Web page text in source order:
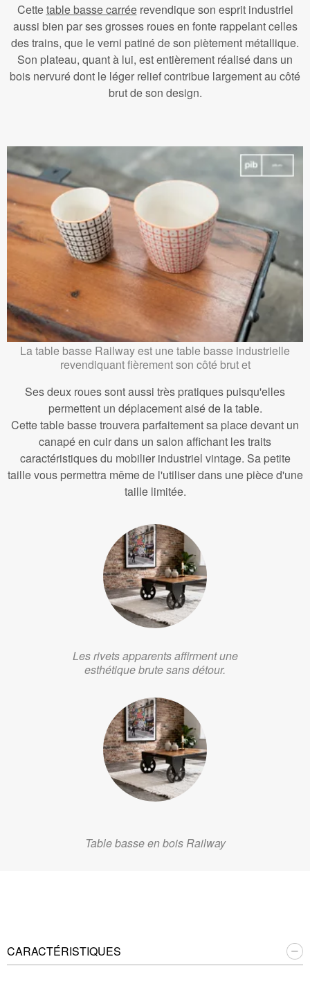
Cettetable basse carréerevendique son esprit industriel
aussi bien par ses grosses roues en fonte rappelant celles
des trains, que le verni patiné de son piètement métallique.
Son plateau, quant à lui, est entièrement réalisé dans un
bois nervuré dont le léger relief contribue largement au côté
brut de son design.
La table basse Railway est une table basse industrielle
revendiquant fièrement son côté brut et
Ses deux roues sont aussi très pratiques puisqu'elles
permettent un déplacement aisé de la table.
Cette table basse trouvera parfaitement sa place devant un
canapé en cuir dans un salon affichant les traits
caractéristiques du mobilier industriel vintage. Sa petite
taille vous permettra même de l'utiliser dans une pièce d'une
taille limitée.
Les rivets apparents affirment une
esthétique brute sans détour.
Table basse en bois Railway
CARACTÉRISTIQUES